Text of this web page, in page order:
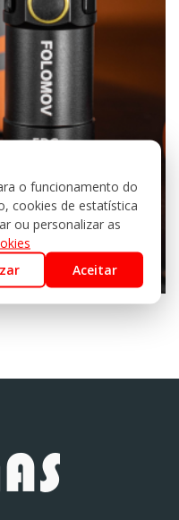
o funcionamento do
cookies de estatística
ou personalizar as
Aceitar